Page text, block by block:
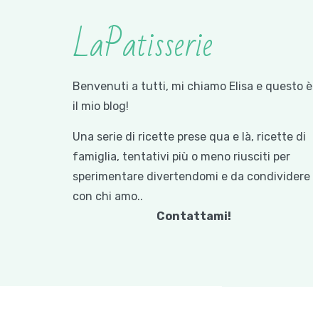
LaPatisserie
Benvenuti a tutti, mi chiamo Elisa e questo è
il mio blog!
Una serie di ricette prese qua e là, ricette di
famiglia, tentativi più o meno riusciti per
sperimentare divertendomi e da condividere
con chi amo..
Contattami!